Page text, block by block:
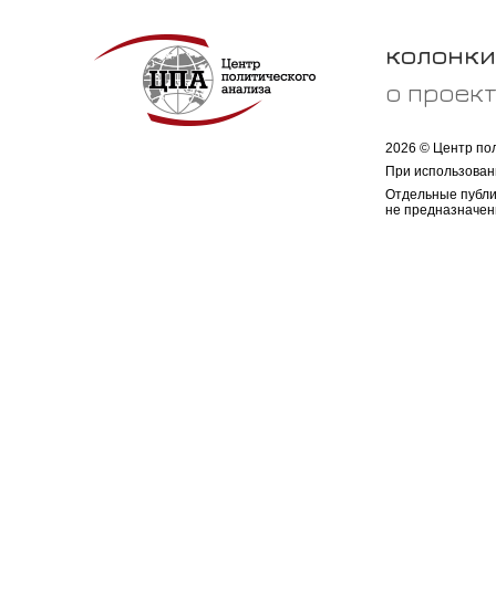
колонки
о
2026 © Центр
При
Отдельные
не